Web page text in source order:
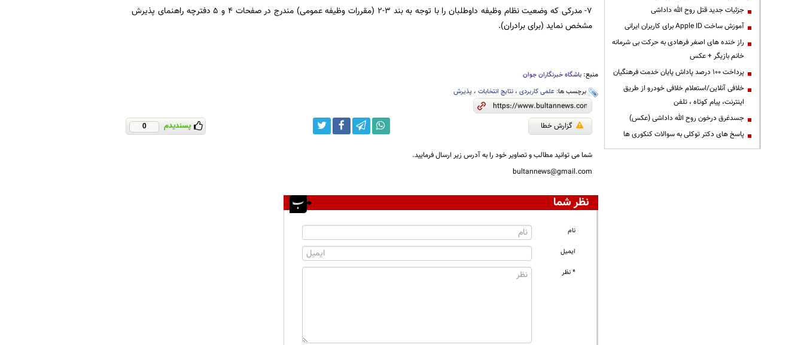
۷- مدرکی که وضعیت نظام وظیفه داوطلبان را با توجه به بند ۳-۲ (مقررات وظیفه عمومی) مندرج در صفحات ۴ و ۵ دفترچه راهنمای پذیرش
مشخص نماید (برای برادران).
منبع: باشگاه خبرنگاران جوان
برچسب ها: علمی کاربردی، نتایج انتخابات، پذیرش
گزارش خطا پسندیدم 0
شما می توانید مطالب و تصاویر خود را به آدرس زیر ارسال فرمایید.
bultannews@gmail.com
نظر شما
نام
ایمیل
* نظر
جزئیات جدید قتل روح الله داداشی
آموزش ساخت Apple ID برای کاربران ایرانی
راز خنده های اصغر فرهادی به حرکت بی شرمانه
خانم بازیگر + عکس
پرداخت ۱۰۰ درصد پاداش پایان خدمت فرهنگیان
خلافی آنلاین/استعلام خلافی خودرو از طریق
اینترنت، پیام کوتاه ، تلفن
جسدغرق درخون روح الله داداشی (عکس)
پاسخ های دکتر توکلی به سوالات کنکوری ها